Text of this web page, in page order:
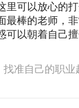
里可以放心的
最棒的老师，
可以朝着自己
找准自己的职业